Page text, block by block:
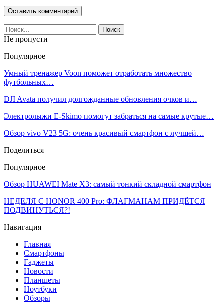
Не пропусти
Популярное
Умный тренажер Voon поможет отработать множество
футбольных…
DJI Avata получил долгожданные обновления очков и…
Электролыжи E-Skimo помогут забраться на самые крутые…
Обзор vivo V23 5G: очень красивый смартфон с лучшей…
Поделиться
Популярное
Обзор HUAWEI Mate X3: самый тонкий складной смартфон
НЕДЕЛЯ С HONOR 400 Pro: ФЛАГМАНАМ ПРИДЁТСЯ
ПОДВИНУТЬСЯ?!
Навигация
Главная
Смартфоны
Гаджеты
Новости
Планшеты
Ноутбуки
Обзоры